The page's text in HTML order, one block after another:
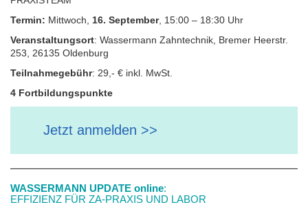
Termin: Mittwoch, 16. September, 15:00 – 18:30 Uhr
Veranstaltungsort: Wassermann Zahntechnik, Bremer Heerstr.
253, 26135 Oldenburg
Teilnahmegebühr: 29,‐ € inkl. MwSt.
4 Fortbildungspunkte
Jetzt anmelden >>
WASSERMANN UPDATE online:
EFFIZIENZ FÜR ZA-PRAXIS UND LABOR